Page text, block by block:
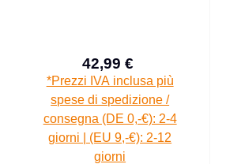
Prezzo di vendita:
42,99 €
Prezzo
*Prezzi IVA inclusa più
spese di spedizione /
consegna (DE 0,-€): 2-4
giorni | (EU 9,-€): 2-12
giorni